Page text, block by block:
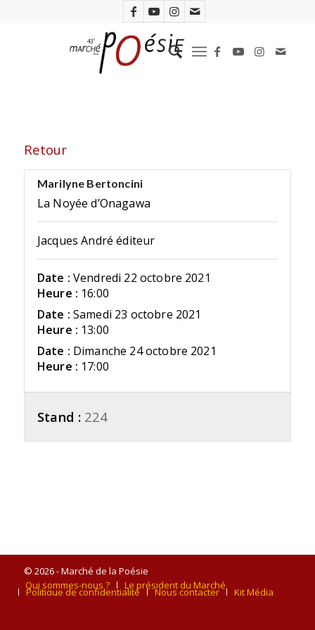
Retour
Marilyne Bertoncini
La Noyée d’Onagawa
Jacques André éditeur
Date : Vendredi 22 octobre 2021
Heure : 16:00
Date : Samedi 23 octobre 2021
Heure : 13:00
Date : Dimanche 24 octobre 2021
Heure : 17:00
Stand : 224
© 2026 - Marché de la Poésie
Qui sommes-nous ?
Le président du Marché
Politique de confidentialité Nous contacter Kit Média